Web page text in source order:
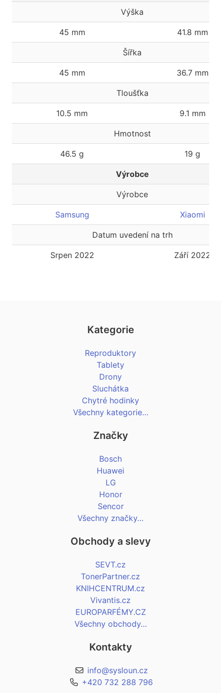
Výška
45 mm 41.8 mm
Šířka
45 mm 36.7 mm
Tloušťka
10.5 mm 9.1 mm
Hmotnost
46.5 g 19 g
Výrobce
Výrobce
Samsung Xiaomi
Datum uvedení na trh
Srpen 2022 Září 2022
Kategorie
Reproduktory
Tablety
Drony
Sluchátka
Chytré hodinky
Všechny kategorie…
Značky
Bosch
Huawei
LG
Honor
Sencor
Všechny značky…
Obchody a slevy
SEVT.cz
TonerPartner.cz
KNIHCENTRUM.cz
Vivantis.cz
EUROPARFÉMY.CZ
Všechny obchody…
Kontakty
info@sysloun.cz
+420 732 288 796